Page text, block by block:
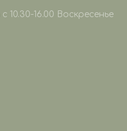
10.30-16.00 Воскресенье